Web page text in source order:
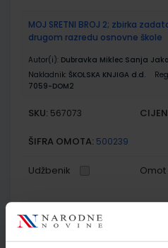
MOJ SRETNI BROJ 2; zbirka
drugom razredu osnovne škole
Autor(i): Dubravka Miklec Sanja
Nakladnik: ŠKOLSKA KNJIGA d.d.
7059-DOM2
SKU: 567073
ŠIFRA OMOTA: 500239
Udžbenik Omot
MOJ SRETNI BROJ 2; nastavni
drugome razredu osnovne škole